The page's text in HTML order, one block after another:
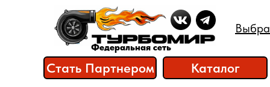
Каталог
Стать Партнером
Федеральная сеть
Каталог
Стать Партнером
Федеральная сеть